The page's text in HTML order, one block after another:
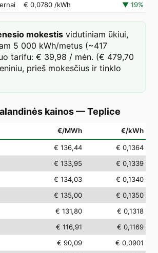
€ 0,0780 /kWh ▼ 19%
mokestis vidutiniam ūkiui,
5 000 kWh/metus (~417
tarifu: € 39,98 / mėn. (€ 479,70
prieš mokesčius ir tinklo
kainos—Teplice
€/MWh €/kWh
€ 136,44
€ 0,1364
€ 133,95
€ 0,1339
€ 134,03
€ 0,1340
€ 135,00
€ 0,1350
€ 131,80
€ 0,1318
€ 116,91
€ 0,1169
€ 90,09
€ 0,0901